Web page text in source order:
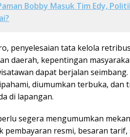
Bobby Masuk Tim Edy,
penyelesaian tata kelola
daerah, kepentingan
dapat berjalan
diumumkan terbuka, dan
di lapangan.
segera mengumumkan
pembayaran resmi, besaran